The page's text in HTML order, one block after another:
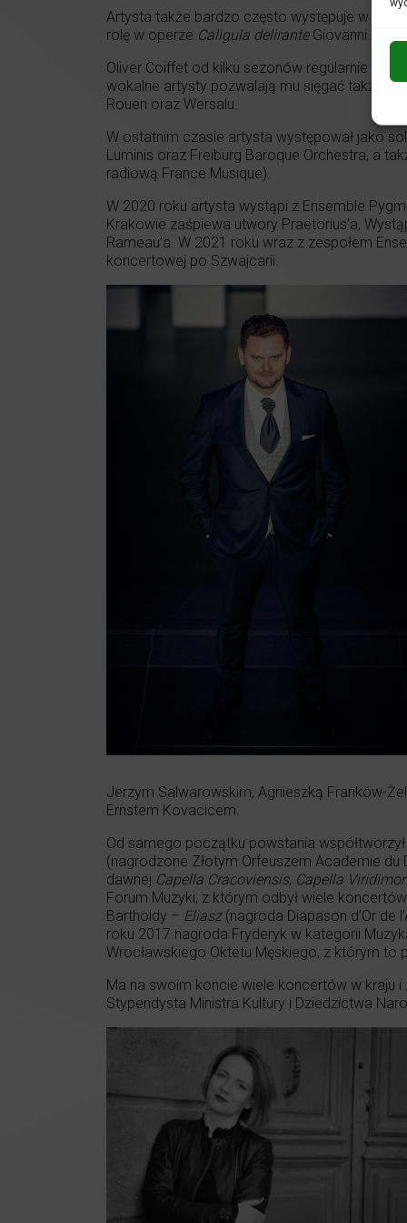
Artysta także bardzo często występuje w
rolę w operze Caligula delirante Giovanni
Oliver Coiffet od kilku sezonów regularnie
wokalne artysty pozwalają mu sięgać także
Rouen oraz Wersalu.
W ostatnim czasie artysta występował jako
Luminis oraz Freiburg Baroque Orchestra, a
radiową France Musique).
W 2020 roku artysta wystąpi z Ensemble
Krakowie zaśpiewa utwory Praetorius’a,
Rameau’a. W 2021 roku wraz z zespołem
koncertowej po Szwajcarii.
Jerzym Salwarowskim, Agnieszką Franków-
Ernstem Kovacicem.
Od samego początku powstania
(nagrodzone Złotym Orfeuszem Academie du
dawnej Capella Cracoviensis, Capella
Forum Muzyki, z którym odbył wiele
Bartholdy – Eliasz(nagroda Diapason d’Or de
roku 2017 nagroda Fryderyk w kategorii
Wrocławskiego Oktetu Męskiego, z którym
Ma na swoim koncie wiele koncertów w kraju
Stypendysta Ministra Kultury i Dziedzictwa